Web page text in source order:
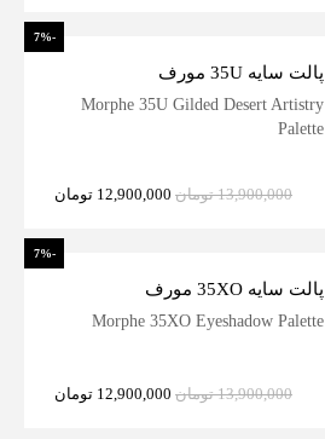
-7%
پالت سایه 35U مورف
Morphe 35U Gilded Desert Artistry
Palette
13,900,000 تومان 12,900,000 تومان
-7%
پالت سایه 35XO مورف
Morphe 35XO Eyeshadow Palette
13,900,000 تومان 12,900,000 تومان